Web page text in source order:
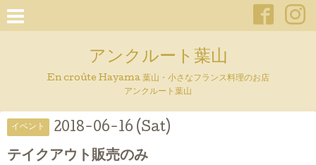
アンクルート葉山
En croûte Hayama 葉山・小さなフランス料理のお店
アンクルート葉山
イベント 2018-06-16 (Sat)
テイクアウト販売のみ